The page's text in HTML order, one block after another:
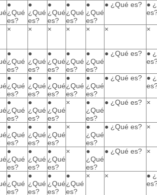
●
¿Qué
es?
●
¿Qué
es?
●
¿Qué
es?
●
¿Qué
es?
●
¿Qué
es?
● ¿Qué es?
●
× × × × × × ×
●
¿Qué
es?
●
¿Qué
es?
●
¿Qué
es?
●
¿Qué
es?
●
¿Qué
es?
● ¿Qué es?
●
●
¿Qué
es?
●
¿Qué
es?
●
¿Qué
es?
●
¿Qué
es?
●
¿Qué
es?
● ¿Qué es?
●
●
¿Qué
es?
●
¿Qué
es?
●
¿Qué
es?
×
●
¿Qué
es?
● ¿Qué es? ×
●
¿Qué
es?
●
¿Qué
es?
●
¿Qué
es?
×
●
¿Qué
es?
● ¿Qué es? ×
●
¿Qué
es?
●
¿Qué
es?
●
¿Qué
es?
×
●
¿Qué
es?
● ¿Qué es? ×
●
¿Qué
es?
●
¿Qué
es?
●
¿Qué
es?
●
¿Qué
es?
× ×
●